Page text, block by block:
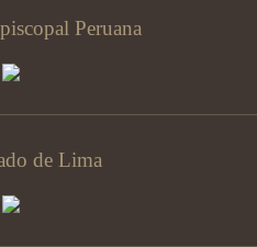
Peruana
de Lima